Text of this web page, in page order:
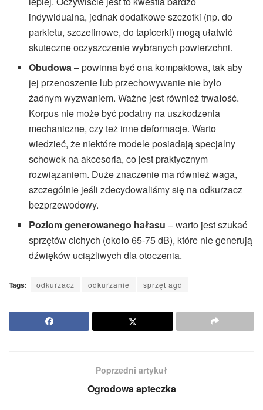
indywidualna, jednak dodatkowe szczotki (np. do
parkietu, szczelinowe, do tapicerki) mogą ułatwić
skuteczne oczyszczenie wybranych powierzchni.
Obudowa– powinna być ona kompaktowa, tak aby
jej przenoszenie lub przechowywanie nie było
żadnym wyzwaniem. Ważne jest również trwałość.
Korpus nie może być podatny na uszkodzenia
mechaniczne, czy też inne deformacje. Warto
wiedzieć, że niektóre modele posiadają specjalny
schowek na akcesoria, co jest praktycznym
rozwiązaniem. Duże znaczenie ma również waga,
szczególnie jeśli zdecydowaliśmy się na odkurzacz
bezprzewodowy.
Poziom generowanego hałasu – warto jest szukać
sprzętów cichych (około 65-75 dB), które nie generują
dźwięków uciążliwych dla otoczenia.
Tags: odkurzacz odkurzanie sprzęt agd
Poprzedni artykuł
Ogrodowa apteczka